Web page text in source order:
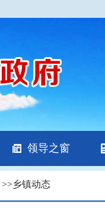
领导之窗
>>乡镇动态